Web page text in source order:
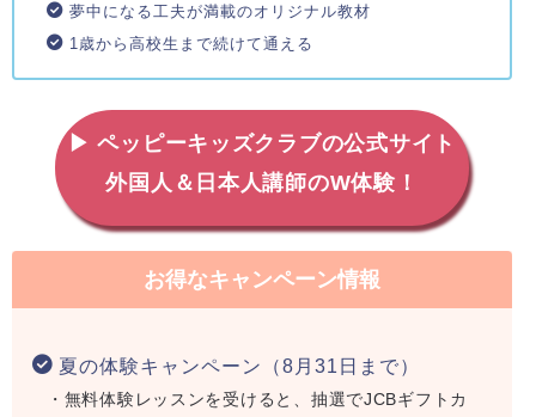
夢中になる工夫が満載のオリジナル教材
1歳から高校生まで続けて通える
▶ ペッピーキッズクラブの公式サイト
外国人＆日本人講師のW体験！
お得なキャンペーン情報
夏の体験キャンペーン（8月31日まで）
・無料体験レッスンを受けると、抽選でJCBギフトカ